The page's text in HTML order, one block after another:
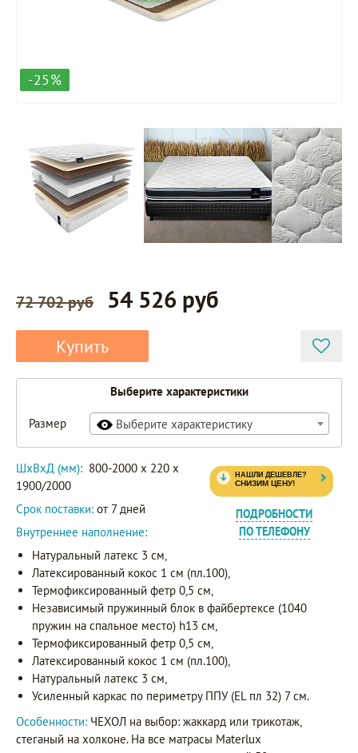
-25%
72 702 руб 54 526 руб
Купить
Выберите характеристики
Размер Выберите характеристику
ПОДРОБНОСТИ
ПО ТЕЛЕФОНУ
ШxВxД (мм): 800-2000 x 220 x
1900/2000
Срок поставки: от 7 дней
Внутреннее наполнение:
Натуральный латекс 3 см,
Латексированный кокос 1 см (пл.100),
Термофиксированный фетр 0,5 см,
Независимый пружинный блок в файбертексе (1040
пружин на спальное место) h13 см,
Термофиксированный фетр 0,5 см,
Латексированный кокос 1 см (пл.100),
Натуральный латекс 3 см,
Усиленный каркас по периметру ППУ (EL пл 32) 7 см.
Особенности: ЧЕХОЛ на выбор: жаккард или трикотаж,
стеганый на холконе. На все матрасы Materlux